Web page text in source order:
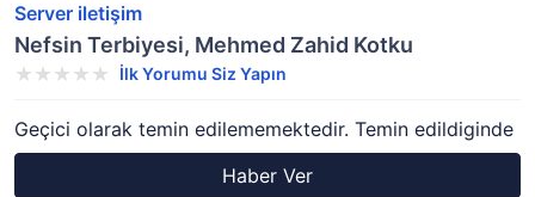
Server iletişim
Nefsin Terbiyesi, Mehmed Zahid Kotku
İlk Yorumu Siz Yapın
Geçici olarak temin edilememektedir. Temin edildiginde
Haber Ver